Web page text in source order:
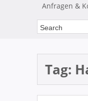
Anfragen &
Tag: